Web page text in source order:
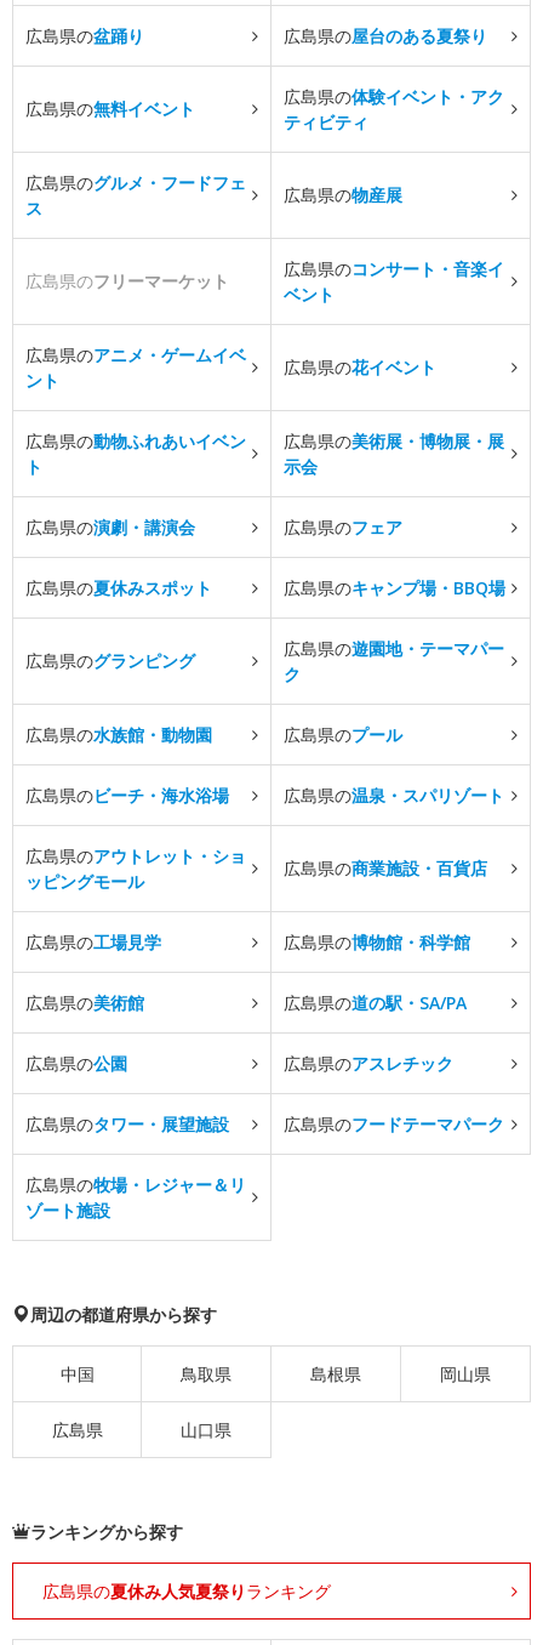
広島県の盆踊り 広島県の屋台のある夏祭り
広島県の無料イベント
広島県の体験イベント・アク
ティビティ
広島県のグルメ・フードフェ
ス
広島県の物産展
広島県のフリーマーケット
広島県のコンサート・音楽イ
ベント
広島県のアニメ・ゲームイベ
ント
広島県の花イベント
広島県の動物ふれあいイベン
ト
広島県の美術展・博物展・展
示会
広島県の演劇・講演会 広島県のフェア
広島県の夏休みスポット 広島県のキャンプ場・BBQ場
広島県のグランピング
広島県の遊園地・テーマパー
ク
広島県の水族館・動物園 広島県のプール
広島県のビーチ・海水浴場 広島県の温泉・スパリゾート
広島県のアウトレット・ショ
ッピングモール
広島県の商業施設・百貨店
広島県の工場見学 広島県の博物館・科学館
広島県の美術館 広島県の道の駅・SA/PA
広島県の公園 広島県のアスレチック
広島県のタワー・展望施設 広島県のフードテーマパーク
広島県の牧場・レジャー＆リ
ゾート施設
周辺の都道府県から探す
中国 鳥取県 島根県 岡山県
広島県 山口県
ランキングから探す
広島県の夏休み人気夏祭り ランキング